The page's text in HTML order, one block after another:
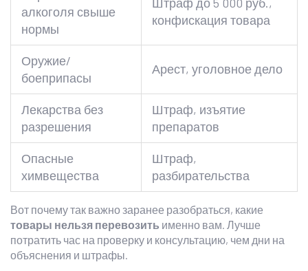
алкоголя свыше
нормы
конфискация товара
Оружие/
боеприпасы
Арест, уголовное дело
Лекарства без
разрешения
Штраф, изъятие
препаратов
Опасные
химвещества
Штраф,
разбирательства
Вот почему так важно заранее разобраться, какие
товары нельзя перевозить именно вам. Лучше
потратить час на проверку и консультацию, чем дни на
объяснения и штрафы.